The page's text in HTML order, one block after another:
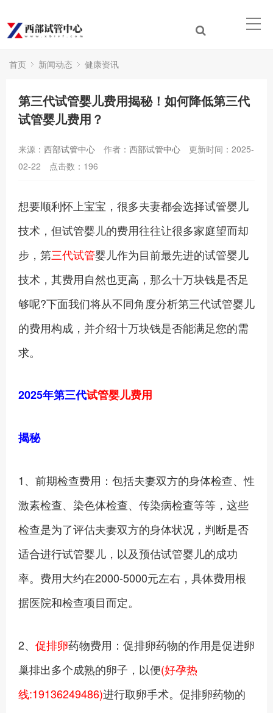
首页 新闻动态 健康资讯
第三代试管婴儿费用揭秘！如何降低第三代
试管婴儿费用？
来源： 西部试管中心 作者： 西部试管中心
更新时间：2025-
02-22
点击数： 196
想要顺利怀上宝宝，很多夫妻都会选择试管婴儿
技术，但试管婴儿的费用往往让很多家庭望而却
步，第三代试管婴儿作为目前最先进的试管婴儿
技术，其费用自然也更高，那么十万块钱是否足
够呢?下面我们将从不同角度分析第三代试管婴儿
的费用构成，并介绍十万块钱是否能满足您的需
求。
2025年第三代试管婴儿费用
揭秘
1、前期检查费用：包括夫妻双方的身体检查、性
激素检查、染色体检查、传染病检查等等，这些
检查是为了评估夫妻双方的身体状况，判断是否
适合进行试管婴儿，以及预估试管婴儿的成功
率。费用大约在2000-5000元左右，具体费用根
据医院和检查项目而定。
2、 促排卵药物费用：促排卵药物的作用是促进卵
巢排出多个成熟的卵子，以便(好孕热
线:19136249486)进行取卵手术。促排卵药物的